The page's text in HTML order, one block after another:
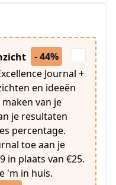
- 44%
Journal +
en ideeën
van je
je resultaten
percentage.
toe aan je
in plaats van €25.
'm in huis.